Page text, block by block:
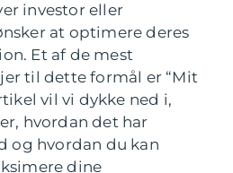
investor eller
at optimere deres
Et af de mest
til dette formål er “Mit
vil vi dykke ned i,
hvordan det har
og hvordan du kan
dine